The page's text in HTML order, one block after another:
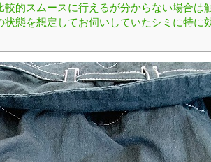
的スムースに行えるが分からない場合は
態を想定してお伺いしていたシミに特に